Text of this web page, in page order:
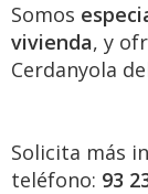
Somos
vivienda, y
Cerdanyola
Solicita más
teléfono: 93